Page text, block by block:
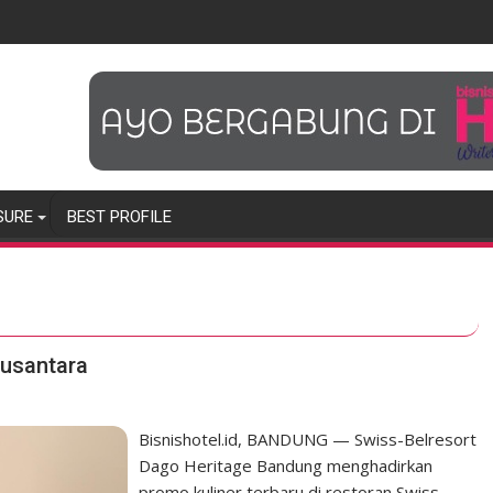
BEST PROFILE
Bisnishotel.id, BANDUNG — Swiss-Belresort
Dago Heritage Bandung menghadirkan